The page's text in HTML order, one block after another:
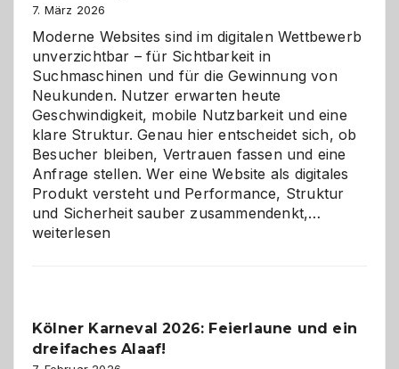
7. März 2026
Moderne Websites sind im digitalen Wettbewerb
unverzichtbar – für Sichtbarkeit in
Suchmaschinen und für die Gewinnung von
Neukunden. Nutzer erwarten heute
Geschwindigkeit, mobile Nutzbarkeit und eine
klare Struktur. Genau hier entscheidet sich, ob
Besucher bleiben, Vertrauen fassen und eine
Anfrage stellen. Wer eine Website als digitales
Produkt versteht und Performance, Struktur
und Sicherheit sauber zusammendenkt,…
geworden
weiterlesen
Kölner Karneval 2026: Feierlaune und ein
dreifaches Alaaf!